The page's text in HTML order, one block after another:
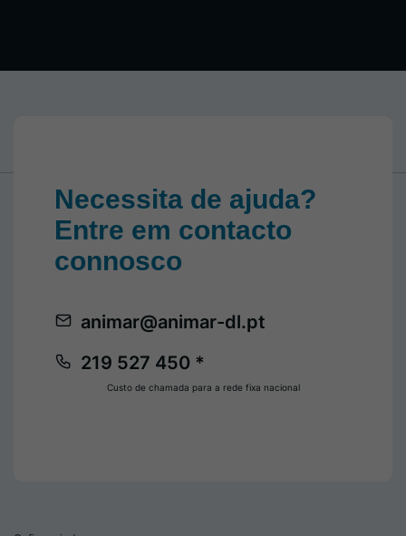
Necessita de ajuda?
Entre em contacto
connosco
219 527 450 *
animar@animar-dl.pt
Custo de chamada para a rede fixa nacional